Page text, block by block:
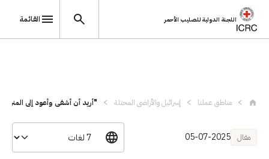
اللجنة الدولية للصليب الأحمر القائمة
مناطق عملنا إسرائيل والأراضي المحتلة "أريد أن أشفى وأعود إلى
مقال 05-07-2025